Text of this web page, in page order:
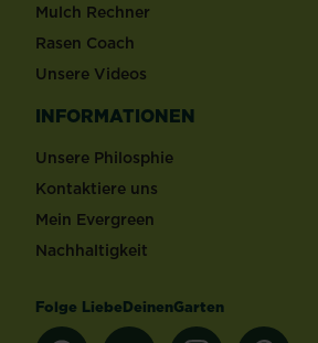
Mulch Rechner
Rasen Coach
Unsere Videos
INFORMATIONEN
Unsere Philosphie
Kontaktiere uns
Mein Evergreen
Nachhaltigkeit
Folge LiebeDeinenGarten